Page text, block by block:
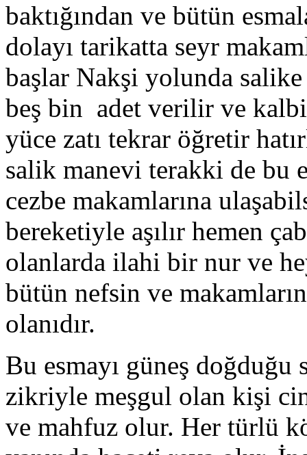
baktığından ve bütün
dolayı tarikatta seyr
başlar Nakşi yolunda
beş bin adet verilir ve
yüce zatı tekrar öğretir
salik manevi terakki de bu
cezbe makamlarına
bereketiyle aşılır hemen
olanlarda ilahi bir nur ve
bütün nefsin ve
olanıdır.
Bu esmayı güneş doğduğu
zikriyle meşgul olan kişi
ve mahfuz olur. Her türlü